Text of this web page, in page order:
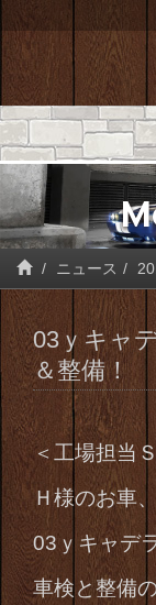
ニュース
03ｙキャ
＆整備！
＜工場担当
Ｈ様のお車、
03ｙキャデ
車検と整備の